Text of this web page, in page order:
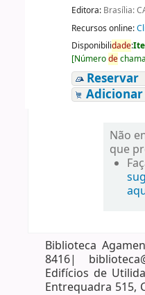
Editora: Brasília:
Recursos online:
Disponibilidade:
[Númerodechama
Reservar
Não
que
Biblioteca
8416|
Edifícios de
Entrequadra 515,